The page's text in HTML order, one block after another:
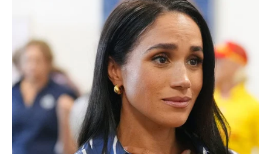
stabilizuje. Ako je u prethodnom periodu bilo hladnoće,
distance ili nerazumevanja, sada dolazi prilika da se stvari
izgovore jasno i bez sukoba. Ne da bi se raspravljalo, već
da bi se konačno razumelo.
Za slobodne Ovnove, sledeća nedelja može doneti susret
koji nosikarmički pečat
. To ne mora biti ljubav na prvi
pogled, ali biće prepoznavanje. Osećaj da tu osobu
poznaješ duže nego što traje ovaj život. Čak i ako se priča
ne razvije odmah, taj susret ima zadatak da te podseti na